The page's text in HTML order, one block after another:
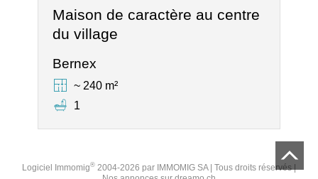
Maison de caractère au centre
du village
Bernex
~ 240 m²
1
Logiciel Immomig® 2004-2026 par IMMOMIG SA | Tous droits réservés |